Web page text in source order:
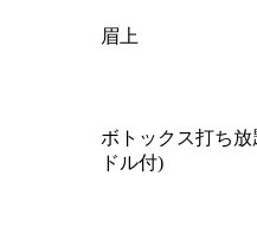
眉上
ボトックス打ち
ドル付)